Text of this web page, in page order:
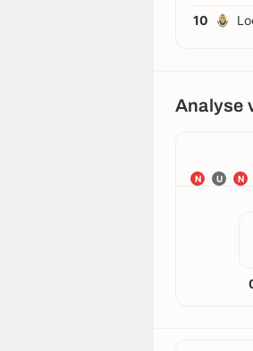
10
Analyse
N U N